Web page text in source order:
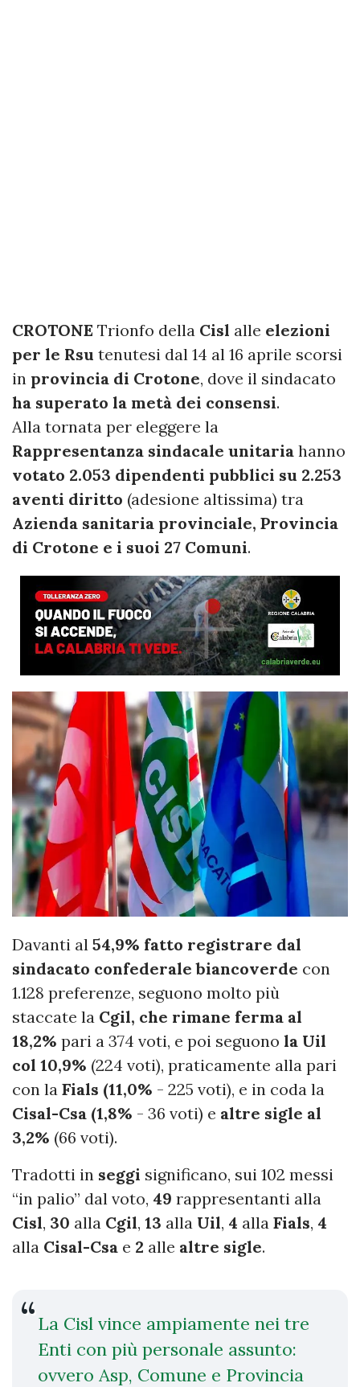
CROTONE Trionfo della Cisl alle elezioni
per le Rsu tenutesi dal 14 al 16 aprile scorsi
in provincia di Crotone, dove il sindacato
ha superato la metà dei consensi.
Alla tornata per eleggere la
Rappresentanza sindacale unitaria hanno
votato 2.053 dipendenti pubblici su 2.253
aventi diritto (adesione altissima) tra
Azienda sanitaria provinciale, Provincia
di Crotone e i suoi 27 Comuni.
Davanti al 54,9% fatto registrare dal
sindacato confederale biancoverde con
1.128 preferenze, seguono molto più
staccate la Cgil, che rimane ferma al
18,2% pari a 374 voti, e poi seguono la Uil
col 10,9% (224 voti), praticamente alla pari
con la Fials (11,0% - 225 voti), e in coda la
Cisal-Csa (1,8% - 36 voti) e altre sigle al
3,2% (66 voti).
Tradotti in seggi significano, sui 102 messi
“in palio” dal voto, 49 rappresentanti alla
Cisl, 30 alla Cgil, 13 alla Uil, 4 alla Fials, 4
alla Cisal-Csa e 2 alle altre sigle.
La Cisl vince ampiamente nei tre
Enti con più personale assunto:
ovvero Asp, Comune e Provincia